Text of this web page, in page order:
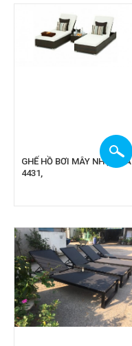
GHẾ HỒ BƠI MÂY NHỰA CA
4431,